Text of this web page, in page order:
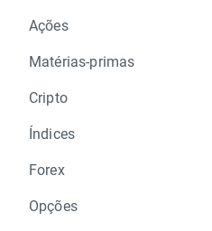
Ações
Matérias-primas
Cripto
Índices
Forex
Opções